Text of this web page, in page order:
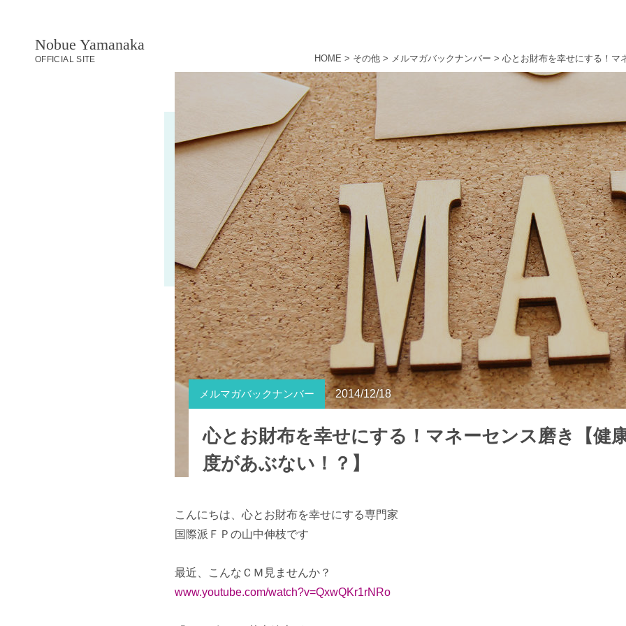
Nobue Yamanaka
OFFICIAL SITE HOME > その他 > メルマガバックナンバー > 心とお財布を幸せにする！マ
メルマガバックナンバー 2014/12/18
心とお財布を幸せにする！マネーセンス磨き【健
度があぶない！？】
こんにちは、心とお財布を幸せにする専門家
国際派ＦＰの山中伸枝です
最近、こんなＣＭ見ませんか？
www.youtube.com/watch?v=QxwQKr1rNRo